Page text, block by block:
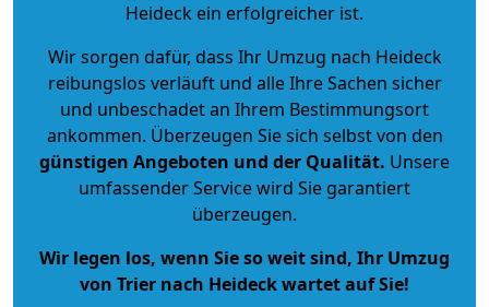
Heideck ein erfolgreicher ist.
Wir sorgen dafür, dass Ihr Umzug nach Heideck
reibungslos verläuft und alle Ihre Sachen sicher
und unbeschadet an Ihrem Bestimmungsort
ankommen. Überzeugen Sie sich selbst von den
günstigen Angeboten und der Qualität. Unsere
umfassender Service wird Sie garantiert
überzeugen.
Wir legen los, wenn Sie so weit sind, Ihr Umzug
von Trier nach Heideck wartet auf Sie!